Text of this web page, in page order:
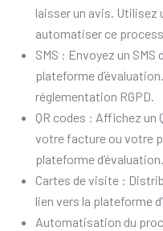
laisser un avis. Utilisez
automatiser ce
SMS : Envoyez un
plateforme
réglementation RGPD.
QR codes : Affichez un
votre facture ou votre
plateforme d’évaluation.
Cartes de visite :
lien vers la plateforme
Automatisation du